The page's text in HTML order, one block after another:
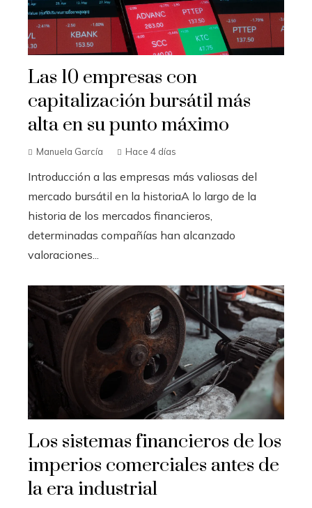
Las 10 empresas con
capitalización bursátil más
alta en su punto máximo
Manuela García Hace 4 días
Introducción a las empresas más valiosas del
mercado bursátil en la historiaA lo largo de la
historia de los mercados financieros,
determinadas compañías han alcanzado
valoraciones...
Los sistemas financieros de los
imperios comerciales antes de
la era industrial